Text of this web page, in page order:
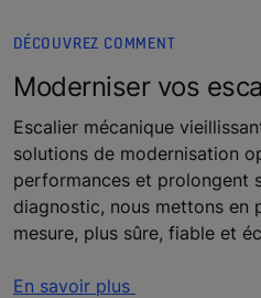
DÉCOUVREZ COMMENT
Moderniser vos
Escalier mécanique
solutions de modernisation
performances et prolongent
diagnostic, nous mettons en
mesure, plus sûre, fiable et
En savoir plus